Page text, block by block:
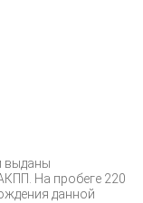
выданы
На пробеге 220
данной